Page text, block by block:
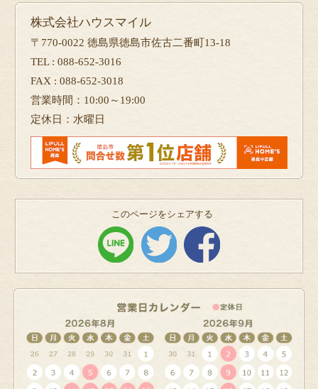
株式会社ハウスマイル
〒770-0022 徳島県徳島市佐古二番町13-18
TEL : 088-652-3016
FAX : 088-652-3018
営業時間：10:00～19:00
定休日：水曜日
このページをシェアする